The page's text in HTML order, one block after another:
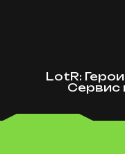
LotR:
Сервис